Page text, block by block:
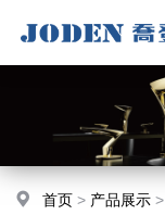
首页 > 产品展示